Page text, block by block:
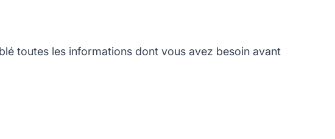
toutes les informations dont vous avez besoin avant